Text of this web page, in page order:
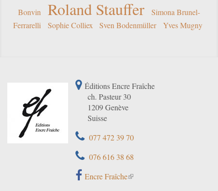
Bonvin
Roland Stauffer
Simona Brunel-
Ferrarelli
Sophie Colliex Sven Bodenmüller Yves Mugny
Éditions Encre Fraîche
ch. Pasteur 30
1209 Genève
Suisse
077 472 39 70
076 616 38 68
Encre Fraîche